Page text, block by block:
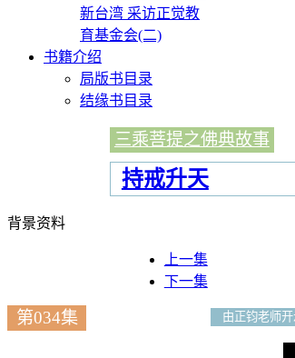
新台湾 采访正觉教
育基金会(二)
书籍介绍
局版书目录
结缘书目录
三乘菩提之佛典故事
持戒升天
背景资料
上一集
下一集
第034集 由正钧老师